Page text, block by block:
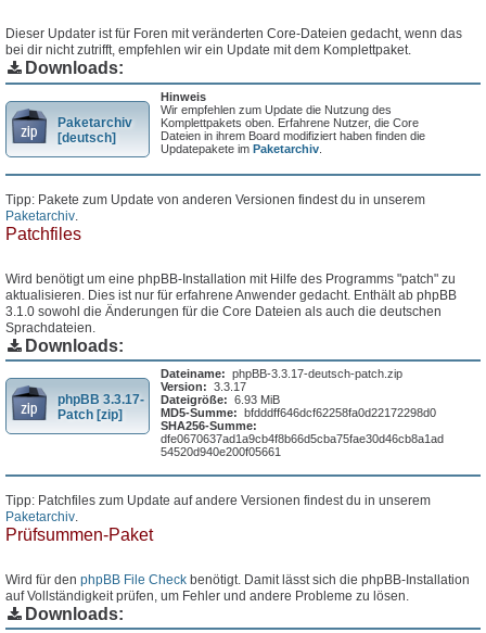
Dieser Updater ist für Foren mit veränderten Core-Dateien gedacht, wenn das
bei dir nicht zutrifft, empfehlen wir ein Update mit dem Komplettpaket.
Downloads:
Paketarchiv
[deutsch]
Hinweis
Wir empfehlen zum Update die Nutzung des
Komplettpakets oben. Erfahrene Nutzer, die Core
Dateien in ihrem Board modifiziert haben finden die
Updatepakete imPaketarchiv
Tipp: Pakete zum Update von anderen Versionen findest du in unserem
Paketarchiv
Patchfiles
Wird benötigt um eine phpBB-Installation mit Hilfe des Programms "patch" zu
aktualisieren. Dies ist nur für erfahrene Anwender gedacht. Enthält ab phpBB
3.1.0 sowohl die Änderungen für die Core Dateien als auch die deutschen
Sprachdateien.
Downloads:
phpBB 3.3.17-
Patch [zip]
Dateiname: phpBB-3.3.17-deutsch-patch.zip
Version: 3.3.17
Dateigröße: 6.93 MiB
MD5-Summe: bfdddff646dcf62258fa0d22172298d0
SHA256-Summe:
dfe0670637ad1a9cb4f8b66d5cba75fae30d46cb8a1ad
54520d940e200f05661
Tipp: Patchfiles zum Update auf andere Versionen findest du in unserem
Paketarchiv
Prüfsummen-Paket
Wird für den phpBB File Check benötigt. Damit lässt sich die phpBB-Installation
auf Vollständigkeit prüfen, um Fehler und andere Probleme zu lösen.
Downloads: